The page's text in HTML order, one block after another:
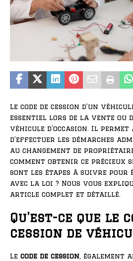
Le code de cession d’un
essentiel lors de la vente ou
véhicule d’occasion. Il
d’effectuer les démarches
au changement de
comment obtenir ce précieux
sont les étapes à suivre pour
avec la loi ? Nous vous
article complet et détaillé.
Qu’est-ce que le
cession de
Le code de cession , également